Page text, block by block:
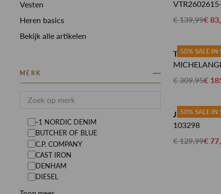
Vesten
Heren basics
Bekijk alle artikelen
MERK
-1 NORDIC DENIM
BUTCHER OF BLUE
C.P. COMPANY
CAST IRON
DENHAM
DIESEL
€ 139,99€
50% SALE IN
€ 309,95€
50% SALE IN
J.C RAGS
103298
€ 129,99€